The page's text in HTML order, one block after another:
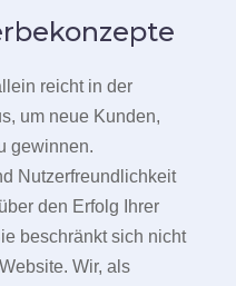
reicht in der
um neue Kunden,
gewinnen.
Nutzerfreundlichkeit
den Erfolg Ihrer
beschränkt sich nicht
Wir, als